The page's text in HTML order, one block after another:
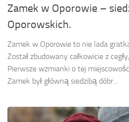
Zamek w Oporowie –
Oporowskich.
Zamek w Oporowie to nie lada
Został zbudowany całkowicie z
Pierwsze wzmianki o tej
Zamek był główną siedzibą dóbr...